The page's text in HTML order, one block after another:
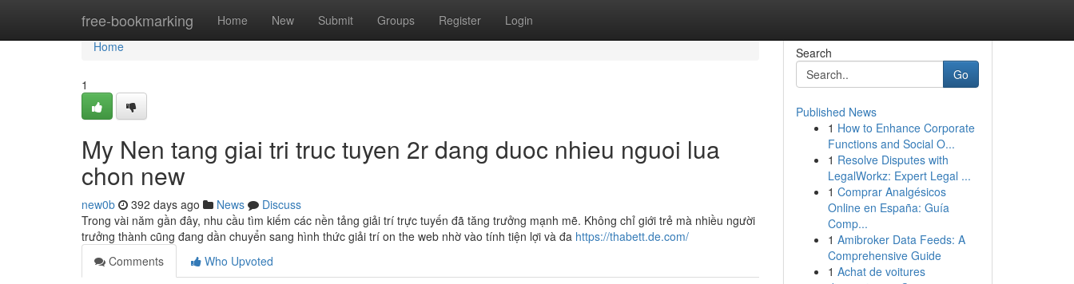
free-bookmarking Home New Submit Groups Register Login
Home
Home
1
My Nen tang giai tri truc tuyen 2r dang duoc nhieu nguoi lua
chon new
new0b 392 days ago News
Discuss
Trong vài năm gần đây, nhu cầu tìm kiếm các nền tảng giải trí trực tuyến đã tăng trưởng mạnh mẽ. Không chỉ giới trẻ mà nhiều người
trưởng thành cũng đang dần chuyển sang hình thức giải trí on the web nhờ vào tính tiện lợi và đa https://thabett.de.com/
Comments
Who Upvoted
Search
Go
Published News
1 How to Enhance Corporate
Functions and Social O...
1 Resolve Disputes with
LegalWorkz: Expert Legal ...
1 Comprar Analgésicos
Online en España: Guía
Comp...
1 Amibroker Data Feeds: A
Comprehensive Guide
1 Achat de voitures